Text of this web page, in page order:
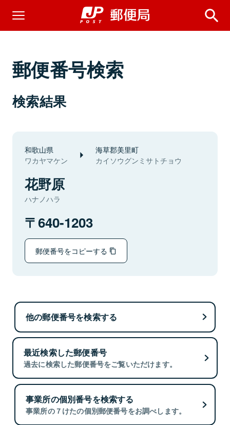
郵便番号検索
検索結果
和歌山県
ワカヤマケン
海草郡美里町
カイソウグンミサトチョウ
花野原
ハナノハラ
640-1203
郵便番号をコピーする
他の郵便番号を検索する
最近検索した郵便番号
過去に検索した郵便番号をご覧いただけます。
事業所の個別番号を検索する
事業所の７けたの個別郵便番号をお調べします。